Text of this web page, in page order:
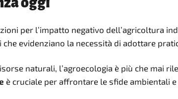
per l’impatto negativo dell’agricoltura
evidenziano la necessità di adottare
naturali, l’agroecologia è più che mai
è cruciale per affrontare le sfide ambientali